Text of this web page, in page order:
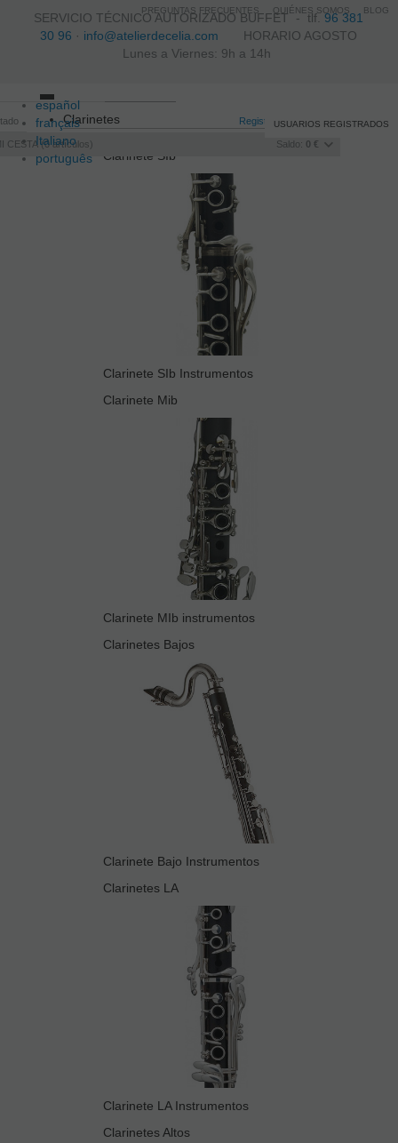
SERVICIO TÉCNICO AUTORIZADO BUFFET -tlf.96 381
30 96 · info@atelierdecelia.com HORARIO AGOSTO
Lunes a Viernes: 9h a 14h
español
français
Italiano
português
Registro /Iniciar sesión
CESTA 0artículos Saldo: 0 €
USUARIOS REGISTRADOS
Toggle
navigation
Clarinetes
Clarinete SIb
Clarinete SIb Instrumentos
Clarinete Mib
Clarinete MIb instrumentos
Clarinetes Bajos
Clarinete Bajo Instrumentos
Clarinetes LA
Clarinete LA Instrumentos
Clarinetes Altos
PREGUNTAS FRECUENTES QUIÉNES SOMOS BLOG